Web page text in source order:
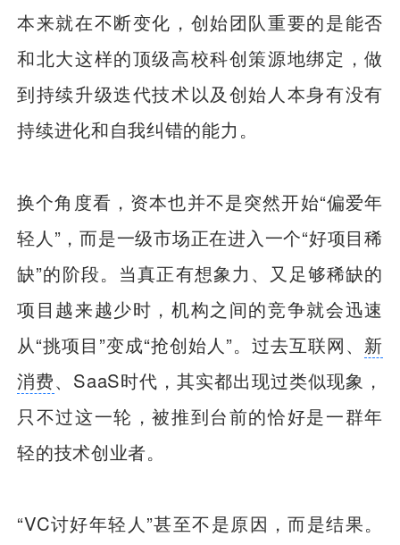
本来就在不断变化，创始团队重要的是能否
和北大这样的顶级高校科创策源地绑定，做
到持续升级迭代技术以及创始人本身有没有
持续进化和自我纠错的能力。
换个角度看，资本也并不是突然开始“偏爱年
轻人”，而是一级市场正在进入一个“好项目稀
缺”的阶段。当真正有想象力、又足够稀缺的
项目越来越少时，机构之间的竞争就会迅速
从“挑项目”变成“抢创始人”。过去互联网、 新
消费、SaaS时代，其实都出现过类似现象，
只不过这一轮，被推到台前的恰好是一群年
轻的技术创业者。
“VC讨好年轻人”甚至不是原因，而是结果。